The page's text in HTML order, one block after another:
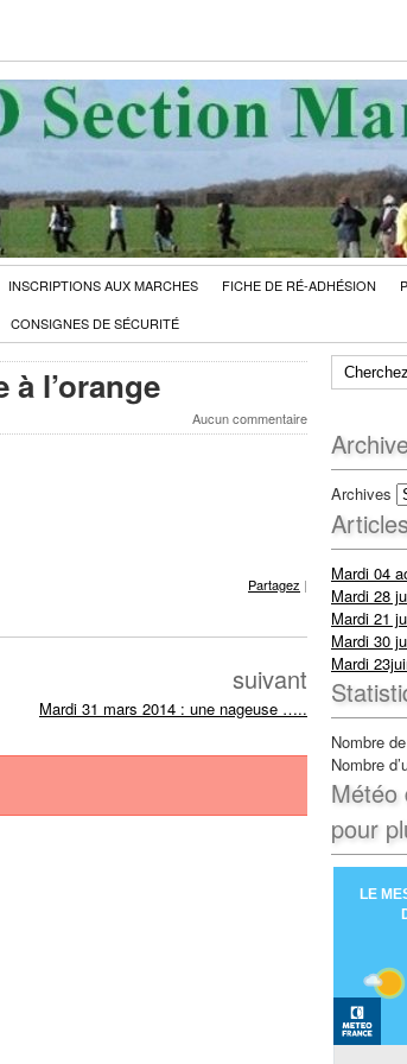
INSCRIPTIONS AUX MARCHES FICHE DE RÉ-ADHÉSION
CONSIGNES DE SÉCURITÉ
l’orange
Aucun commentaire
Partagez |
suivant
Mardi 31 mars 2014 : une nageuse …..
Archives
Mardi 04
Mardi 28
Mardi 21
Mardi 30
Mardi
Nombre
Nombre
Météo
pour